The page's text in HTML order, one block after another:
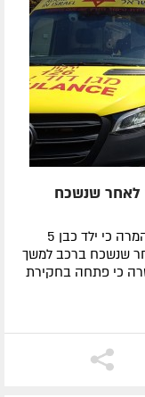
ילד חב"די בן 5 נפטר לאחר שנשכח
בצער רב ובזעזוע כבד התקבלה הבשורה המרה כי ילד כבן 5
שנשכח ברכב למשך
כי פתחה בחקירת